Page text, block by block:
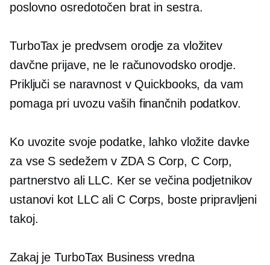
poslovno osredotočen brat in sestra.
TurboTax je predvsem orodje za vložitev
davčne prijave, ne le računovodsko orodje.
Priključi se naravnost v Quickbooks, da vam
pomaga pri uvozu vaših finančnih podatkov.
Ko uvozite svoje podatke, lahko vložite davke
za vse S sedežem v ZDAS Corp, C Corp,
partnerstvo ali LLC. Ker se večina podjetnikov
ustanovi kot LLC ali C Corps, boste pripravljeni
takoj.
Zakaj je TurboTax Business vredna